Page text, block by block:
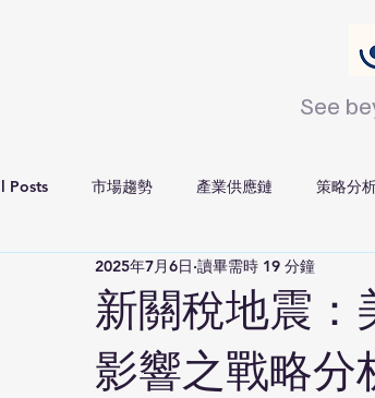
See
Posts 市場趨勢 產業供應鏈 策略分
風險預測 環境科技
新關稅地震：
影響之戰略分
2025年7月6日 讀畢需時 19 分鐘